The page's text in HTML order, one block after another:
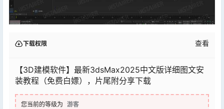
下载权限 查看
【3D建模软件】最新3dsMax2025中文版详细图文安
装教程（免费白嫖），片尾附分享下载
您当前的等级为 游客